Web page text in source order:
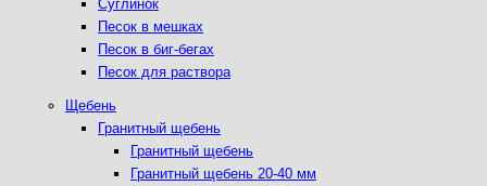
Суглинок
Песок в мешках
Песок в биг-бегах
Песок для раствора
Щебень
Гранитный щебень
Гранитный щебень
Гранитный щебень 20-40 мм